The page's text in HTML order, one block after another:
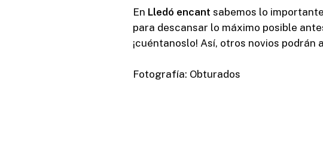
En Lledó encant sabemos lo
para descansar lo máximo posible
¡cuéntanoslo! Así, otros novios podrán
Fotografía: Obturados